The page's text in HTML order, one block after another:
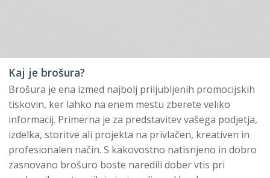
Kaj je brošura?
Brošura je ena izmed najbolj priljubljenih promocijskih
tiskovin, ker lahko na enem mestu zberete veliko
informacij. Primerna je za predstavitev vašega podjetja,
izdelka, storitve ali projekta na privlačen, kreativen in
profesionalen način. S kakovostno natisnjeno in dobro
zasnovano brošuro boste naredili dober vtis pri